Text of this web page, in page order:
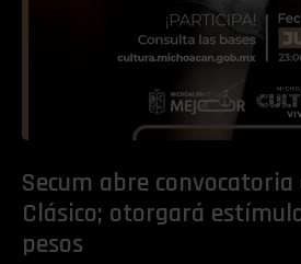
Secum abre convocatoria
Clásico; otorgará
pesos